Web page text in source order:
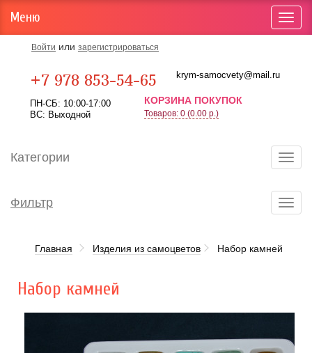
Войти или зарегистрироваться
+7 978 853-54-65 krym-samocvety@mail.ru
ПН-СБ: 10:00-17:00
ВС: Выходной
КОРЗИНА ПОКУПОК
Товаров: 0 (0.00 р.)
Меню
Категории
Фильтр
Главная Изделия из самоцветов Набор камней
Набор камней